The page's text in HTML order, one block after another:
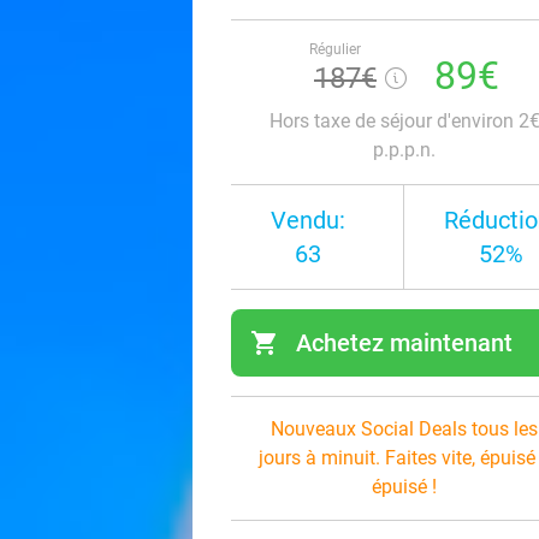
Régulier
187€ 89€
Hors taxe de séjour d'environ 2€
p.p.p.n.
Vendu:
63
52%
shopping_cart Achetez maintenant
Nouveaux Social Deals tous les
jours à minuit. Faites vite, épuisé
épuisé !